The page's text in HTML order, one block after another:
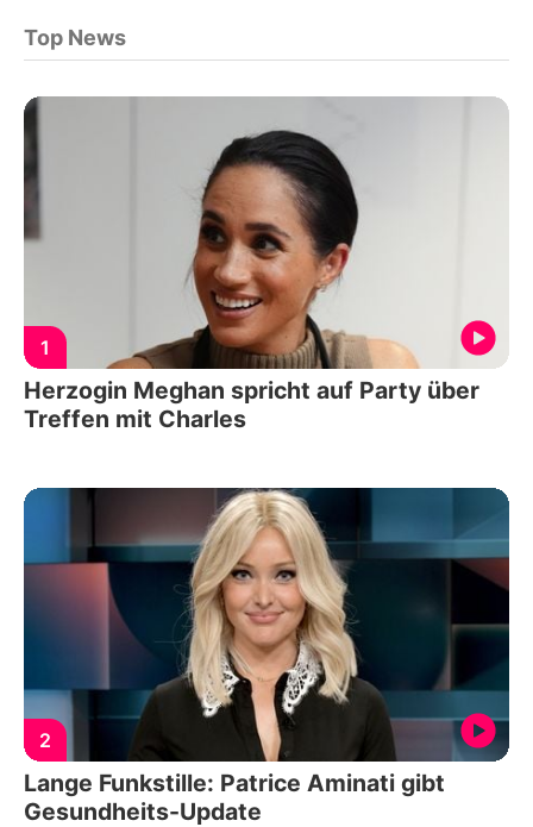
Top News
1
Herzogin Meghan spricht auf Party über
Treffen mit Charles
2
Lange Funkstille: Patrice Aminati gibt
Gesundheits-Update